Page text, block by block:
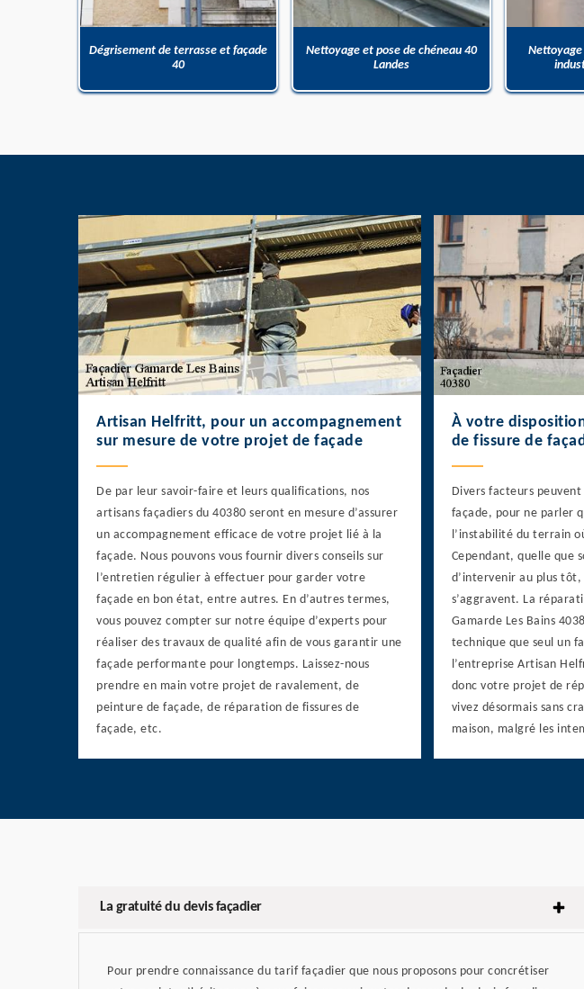
Dégrisement de terrasse et façade
40
Nettoyage et pose de chéneau 40
Landes
Artisan Helfritt, pour un accompagnement
sur mesure de votre projet de façade
De par leur savoir-faire et leurs qualifications, nos
artisans façadiers du 40380 seront en mesure d’assurer
un accompagnement efficace de votre projet lié à la
façade. Nous pouvons vous fournir divers conseils sur
l’entretien régulier à effectuer pour garder votre
façade en bon état, entre autres. En d’autres termes,
vous pouvez compter sur notre équipe d’experts pour
réaliser des travaux de qualité afin de vous garantir une
façade performante pour longtemps. Laissez-nous
prendre en main votre projet de ravalement, de
peinture de façade, de réparation de fissures de
façade, etc.
À votre
de fissure de
Divers facteurs
façade, pour ne parler
l’instabilité du terrain
Cependant, quelle que
d’intervenir au plus
s’aggravent. La
Gamarde Les Bains
technique que seul un
l’entreprise Artisan
donc votre projet de
vivez désormais sans
maison, malgré les
La gratuité du devis façadier
Pour prendre connaissance du tarif façadier que nous proposons pour concrétiser